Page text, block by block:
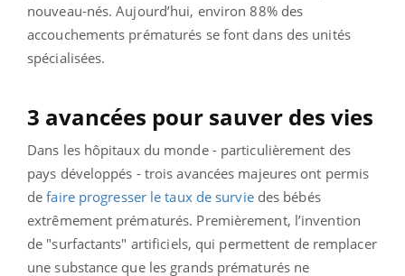
nouveau-nés. Aujourd’hui, environ 88% des
accouchements prématurés se font dans des unités
spécialisées.
3 avancées pour sauver des vies
Dans les hôpitaux du monde - particulièrement des
pays développés - trois avancées majeures ont permis
defaire progresser le taux de surviedes bébés
extrêmement prématurés. Premièrement, l’invention
de "surfactants" artificiels, qui permettent de remplacer
une substance que les grands prématurés ne